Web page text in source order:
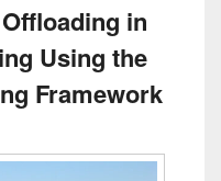
in
Using the
Framework